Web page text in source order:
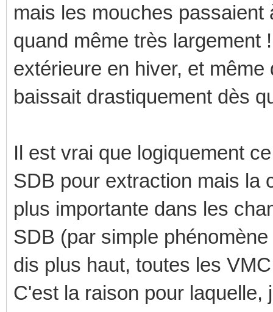
mais les mouches
quand même très largement
extérieure en hiver, et
baissait drastiquement dès
Il est vrai que logiquement
SDB pour extraction mais la
plus importante dans les
SDB (par simple
dis plus haut, toutes les
C'est la raison pour